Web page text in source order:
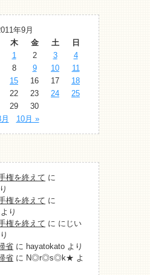
年9月
木 金 土
日
1
2 3
4
8 9 10
11
15 16 17
18
22 23 24
25
29
30
10月 »
権を終えて に
権を終えて に
より
権を終えて に にじい
省 に hayatokato より
省 に N◎r◎s◎k★ よ